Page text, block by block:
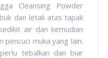
Cleansing Powder
dan letak atas tapak
air dan kemudian
pencuci muka yang lain.
tebalkan dan biar